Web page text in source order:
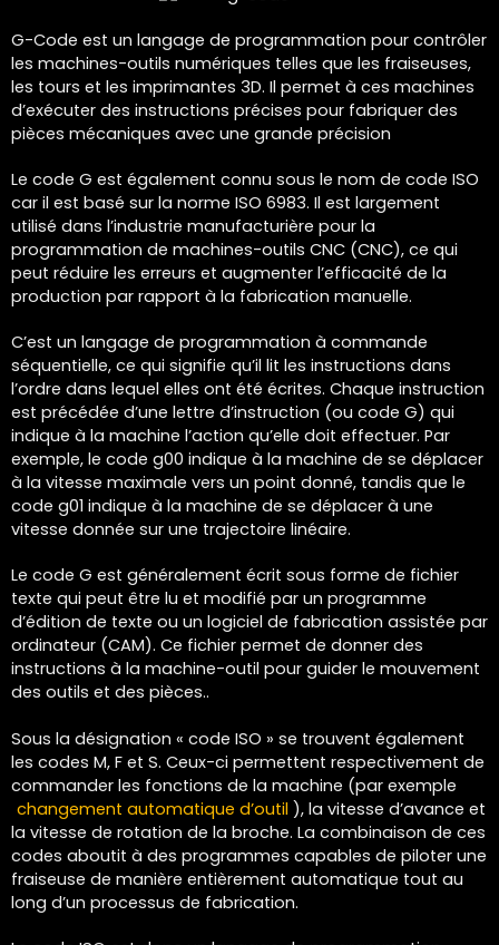
G-Code est un langage de programmation pour contrôler
les machines-outils numériques telles que les fraiseuses,
les tours et les imprimantes 3D. Il permet à ces machines
d’exécuter des instructions précises pour fabriquer des
pièces mécaniques avec une grande précision
Le code G est également connu sous le nom de code ISO
car il est basé sur la norme ISO 6983. Il est largement
utilisé dans l’industrie manufacturière pour la
programmation de machines-outils CNC (CNC), ce qui
peut réduire les erreurs et augmenter l’efficacité de la
production par rapport à la fabrication manuelle.
C’est un langage de programmation à commande
séquentielle, ce qui signifie qu’il lit les instructions dans
l’ordre dans lequel elles ont été écrites. Chaque instruction
est précédée d’une lettre d’instruction (ou code G) qui
indique à la machine l’action qu’elle doit effectuer. Par
exemple, le code g00 indique à la machine de se déplacer
à la vitesse maximale vers un point donné, tandis que le
code g01 indique à la machine de se déplacer à une
vitesse donnée sur une trajectoire linéaire.
Le code G est généralement écrit sous forme de fichier
texte qui peut être lu et modifié par un programme
d’édition de texte ou un logiciel de fabrication assistée par
ordinateur (CAM). Ce fichier permet de donner des
instructions à la machine-outil pour guider le mouvement
des outils et des pièces..
Sous la désignation « code ISO » se trouvent également
les codes M, F et S. Ceux-ci permettent respectivement de
commander les fonctions de la machine (par exemple
changement automatique d’outil ), la vitesse d’avance et
la vitesse de rotation de la broche. La combinaison de ces
codes aboutit à des programmes capables de piloter une
fraiseuse de manière entièrement automatique tout au
long d’un processus de fabrication.